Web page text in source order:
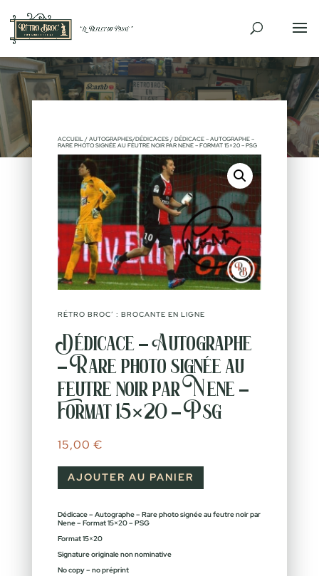
ACCUEIL/ AUTOGRAPHES/DÉDICACES/ DÉDICACE – AUTOGRAPHE –
RARE PHOTO SIGNÉE AU FEUTRE NOIR PAR NENE – FORMAT 15×20 – PSG
RÉTRO BROC’ : BROCANTE EN LIGNE
Dédicace – Autographe
– Rare photo signée au
feutre noir par Nene –
Format 15×20 – Psg
15,00 €
AJOUTER AU PANIER
Dédicace – Autographe – Rare photo signée au feutre noir par
Nene – Format 15×20 – PSG
Format 15×20
Signature originale non nominative
No copy – no préprint